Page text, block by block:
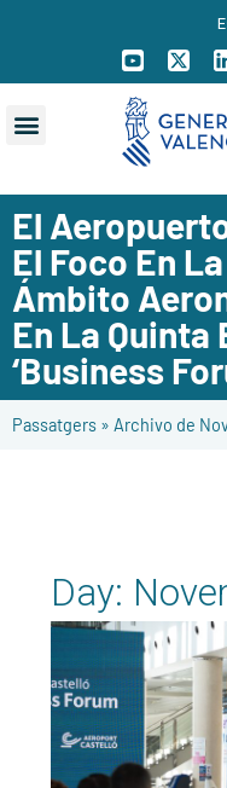
El
El Foco En
Ámbito
En La Quinta
‘Business
Passatgers » Archivo de
Day: